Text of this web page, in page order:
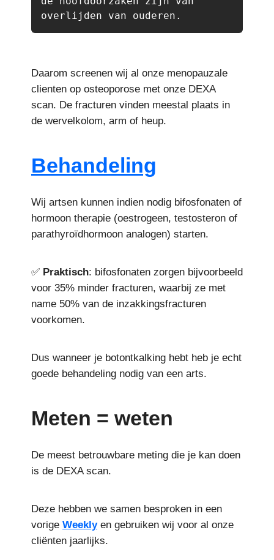
overlijden van ouderen.
Daarom screenen wij al onze menopauzale
clienten op osteoporose met onze DEXA
scan. De fracturen vinden meestal plaats in
de wervelkolom, arm of heup.
Behandeling
Wij artsen kunnen indien nodig bifosfonaten of
hormoon therapie (oestrogeen, testosteron of
parathyroïdhormoon analogen) starten.
✅ Praktisch: bifosfonaten zorgen bijvoorbeeld
voor 35% minder fracturen, waarbij ze met
name 50% van de inzakkingsfracturen
voorkomen.
Dus wanneer je botontkalking hebt heb je echt
goede behandeling nodig van een arts.
Meten = weten
De meest betrouwbare meting die je kan doen
is de DEXA scan.
Deze hebben we samen besproken in een
vorige Weeklyen gebruiken wij voor al onze
cliënten jaarlijks.